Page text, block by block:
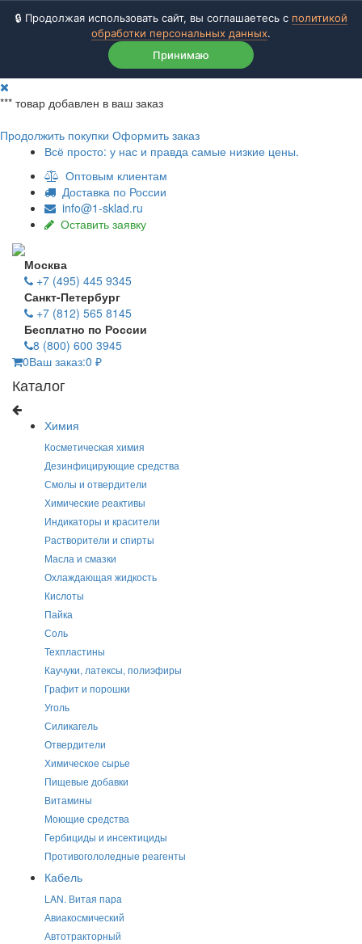
🔒 Продолжая использовать сайт, вы соглашаетесь с политикой
обработки персональных данных.
Принимаю
*** товар добавлен в ваш заказ
Продолжить покупки Оформить заказ
Всё просто: у нас и правда самые низкие цены.
Оптовым клиентам
Доставка по России
info@1-sklad.ru
Оставить заявку
Москва
+7 (495) 445 9345
Санкт-Петербург
+7 (812) 565 8145
Бесплатно по России
8 (800) 600 3945
0Ваш заказ:0 ₽
Каталог
Химия
Косметическая химия
Дезинфицирующие средства
Смолы и отвердители
Химические реактивы
Индикаторы и красители
Растворители и спирты
Масла и смазки
Охлаждающая жидкость
Кислоты
Пайка
Соль
Техпластины
Каучуки, латексы, полиэфиры
Графит и порошки
Уголь
Силикагель
Отвердители
Химическое сырье
Пищевые добавки
Витамины
Моющие средства
Гербициды и инсектициды
Противогололедные реагенты
Кабель
LAN. Витая пара
Авиакосмический
Автотракторный